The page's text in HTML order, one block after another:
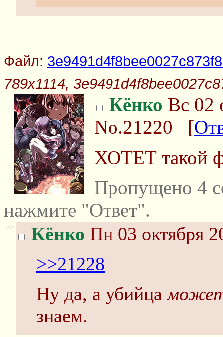
Файл:
789x1114,
Кёнко Вс 02
No.21220 [
ХОТЕТ такой
Пропущено 4
нажмите "Ответ".
>> Кёнко Пн 03 октября
>>21228
Ну да, а убийца
знаем.